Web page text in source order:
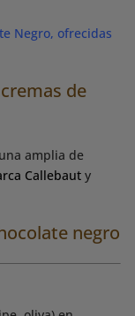
Negro, ofrecidas
de
amplia de
Callebaut y
negro